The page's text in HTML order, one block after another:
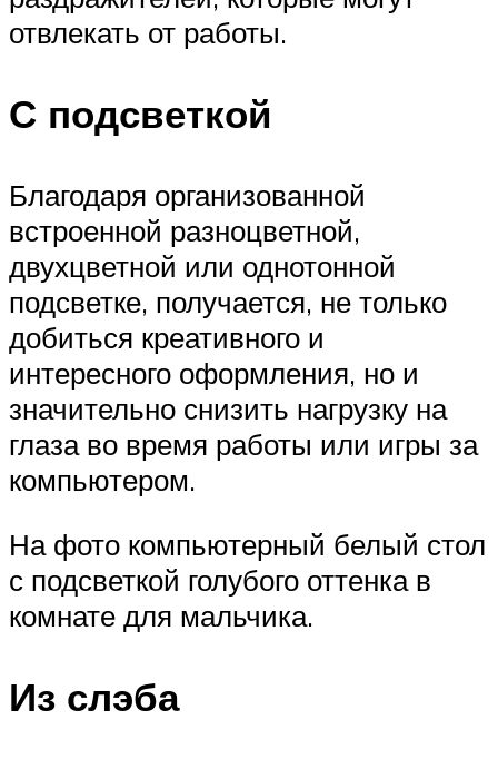
отвлекать от работы.
С подсветкой
Благодаря организованной
встроенной разноцветной,
двухцветной или однотонной
подсветке, получается, не только
добиться креативного и
интересного оформления, но и
значительно снизить нагрузку на
глаза во время работы или игры за
компьютером.
На фото компьютерный белый стол
с подсветкой голубого оттенка в
комнате для мальчика.
Из слэба